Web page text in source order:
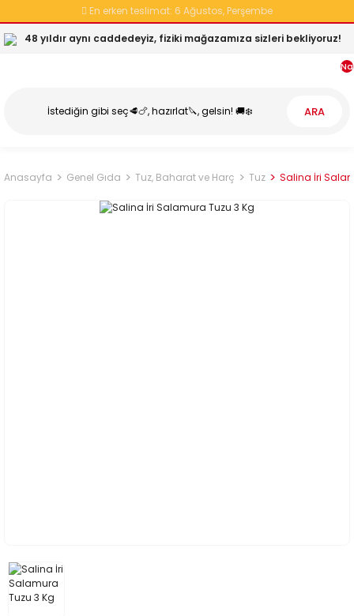
En erken teslimat: 6 Ağustos, Perşembe
48 yıldır aynı caddedeyiz, fiziki mağazamıza sizleri bekliyoruz!
ARA
Anasayfa Genel Gıda Tuz, Baharat ve Harç Tuz Salina İri